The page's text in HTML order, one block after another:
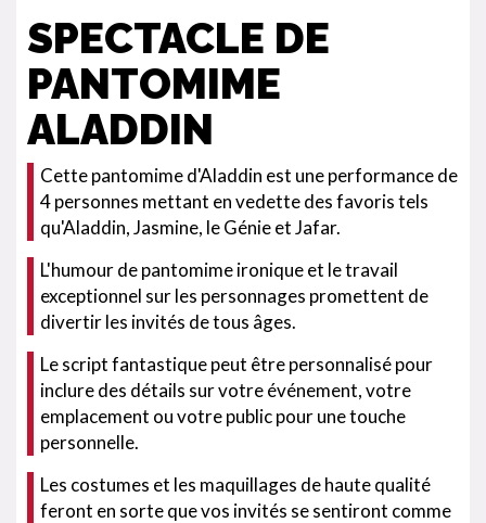
SPECTACLE DE
PANTOMIME
ALADDIN
Cette pantomime d'Aladdin est une performance de
4 personnes mettant en vedette des favoris tels
qu'Aladdin, Jasmine, le Génie et Jafar.
L'humour de pantomime ironique et le travail
exceptionnel sur les personnages promettent de
divertir les invités de tous âges.
Le script fantastique peut être personnalisé pour
inclure des détails sur votre événement, votre
emplacement ou votre public pour une touche
personnelle.
Les costumes et les maquillages de haute qualité
feront en sorte que vos invités se sentiront comme